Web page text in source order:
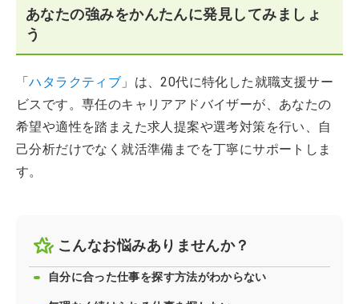
あなたの強みをかんたんに発見してみましょ
う
「ハタラクティブ 」は、20代に特化した就職支援サー
ビスです。専任のキャリアアドバイザーが、あなたの
希望や適性を踏まえた求人提案や選考対策を行い、自
己分析だけでなく就活準備までを丁寧にサポートしま
す。
こんなお悩みありませんか？
自分に合った仕事を探す方法がわからない